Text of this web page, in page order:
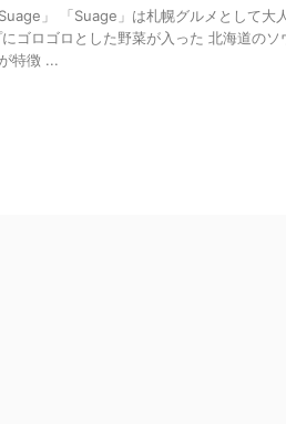
」 「Suage」は札幌グルメとして大
ゴロゴロとした野菜が入った 北海道のソ
特徴 ...